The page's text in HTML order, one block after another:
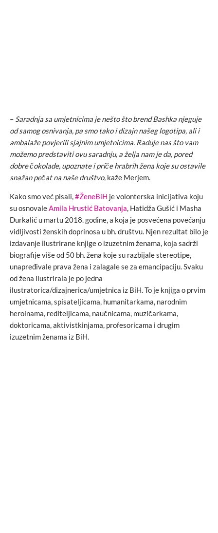
– Saradnja sa umjetnicima je nešto što brend Bashka njeguje
od samog osnivanja, pa smo tako i dizajn našeg logotipa, ali i
ambalaže povjerili sjajnim umjetnicima. Raduje nas što vam
možemo predstaviti ovu saradnju, a želja nam je da, pored
dobre čokolade, upoznate i priče hrabrih žena koje su ostavile
snažan pečat na naše društvo, kaže Merjem.
Kako smo već pisali, #ŽeneBiH je volonterska inicijativa koju
su osnovale Amila Hrustić Batovanja , Hatidža Gušić i Masha
Durkalić u martu 2018. godine, a koja je posvećena povećanju
vidljivosti ženskih doprinosa u bh. društvu. Njen rezultat bilo je
izdavanje ilustrirane knjige o izuzetnim ženama, koja sadrži
biografije više od 50 bh. žena koje su razbijale stereotipe,
unapređivale prava žena i zalagale se za emancipaciju. Svaku
od žena ilustrirala je po jedna
ilustratorica/dizajnerica/umjetnica iz BiH. To je knjiga o prvim
umjetnicama, spisateljicama, humanitarkama, narodnim
heroinama, rediteljicama, naučnicama, muzičarkama,
doktoricama, aktivistkinjama, profesoricama i drugim
izuzetnim ženama iz BiH.